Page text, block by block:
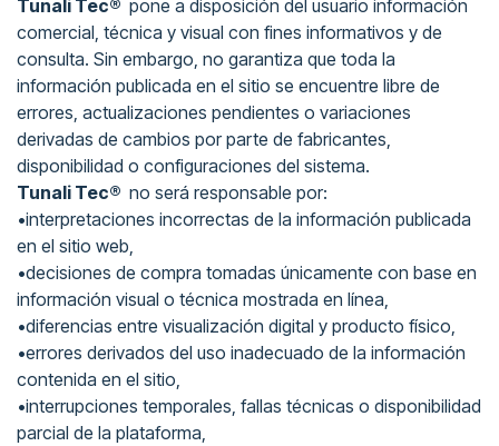
Tunali Tec® pone a disposición del usuario información
comercial, técnica y visual con fines informativos y de
consulta. Sin embargo, no garantiza que toda la
información publicada en el sitio se encuentre libre de
errores, actualizaciones pendientes o variaciones
derivadas de cambios por parte de fabricantes,
disponibilidad o configuraciones del sistema.
Tunali Tec® no será responsable por:
•interpretaciones incorrectas de la información publicada
en el sitio web,
•decisiones de compra tomadas únicamente con base en
información visual o técnica mostrada en línea,
•diferencias entre visualización digital y producto físico,
•errores derivados del uso inadecuado de la información
contenida en el sitio,
•interrupciones temporales, fallas técnicas o disponibilidad
parcial de la plataforma,